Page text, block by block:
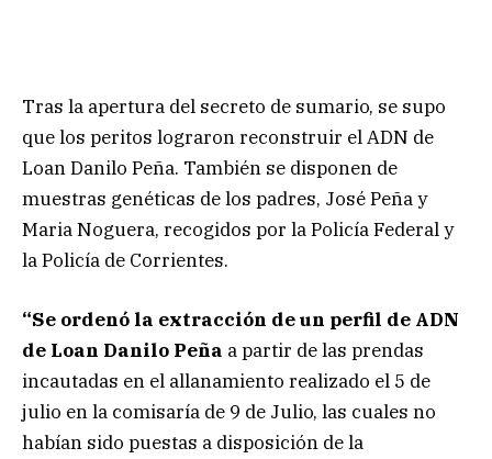
Tras la apertura del secreto de sumario, se supo
que los peritos lograron reconstruir el ADN de
Loan Danilo Peña. También se disponen de
muestras genéticas de los padres, José Peña y
Maria Noguera, recogidos por la Policía Federal y
la Policía de Corrientes.
“Se ordenó la extracción de un perfil de ADN
de Loan Danilo Peña a partir de las prendas
incautadas en el allanamiento realizado el 5 de
julio en la comisaría de 9 de Julio, las cuales no
habían sido puestas a disposición de la